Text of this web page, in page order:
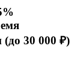
(до 30 000 ₽)